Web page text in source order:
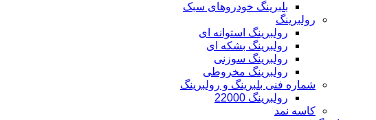
بلبرینگ خودروهای سبک
رولبرینگ
رولبرینگ استوانه ای
رولبرینگ بشکه ای
رولبرینگ سوزنی
رولبرینگ مخروطی
شماره فنی بلبرینگ و رولبرینگ
رولبرینگ 22000
کاسه نمد